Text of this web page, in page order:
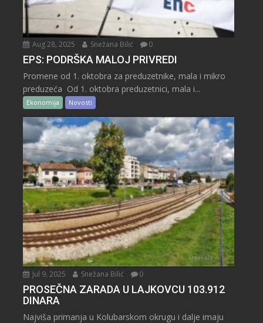
Aug 28, 2025 Snežana Bilić 0
EPS: PODRŠKA MALOJ PRIVREDI
Promene od 1. oktobra za preduzetnike, mala i mikro
preduzeća Od 1. oktobra preduzetnici, mala i...
Ekonomija Novosti
Jul 9, 2025 Snežana Bilić 0
PROSEČNA ZARADA U LAJKOVCU 103.912
DINARA
Najviša primanja u Kolubarskom okrugu i dalje imaju